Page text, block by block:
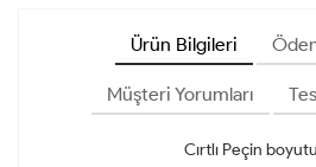
Ürün Bilgileri
Müşteri Yorumları
Cırtlı Peçin